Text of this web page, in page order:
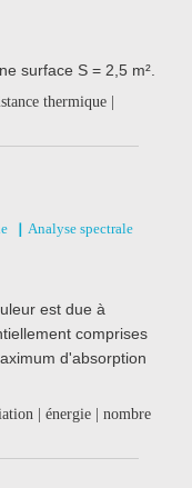
surface S = 2,5 m².
thermique |
Analyse spectrale
est due à
comprises
d'absorption
| énergie | nombre